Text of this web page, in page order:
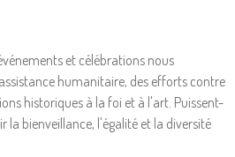
et célébrations nous
humanitaire, des efforts contre
historiques à la foi et à l'art. Puissent-
la bienveillance, l'égalité et la diversité